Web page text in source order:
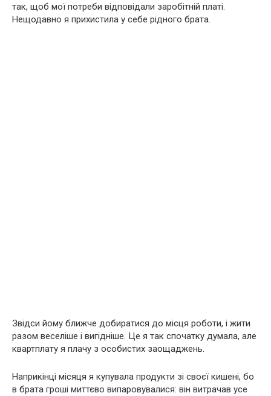
так, щоб мої потреби відповідали заробітній платі.
Нещодавно я прихистила у себе рідного брата.
Звідси йому ближче добиратися до місця роботи, і жити
разом веселіше і вигідніше. Це я так спочатку думала, але
квартплату я плачу з особистих заощаджень.
Наприкінці місяця я купувала продукти зі своєї кишені, бо
в брата гроші миттєво випаровувалися: він витрачав усе